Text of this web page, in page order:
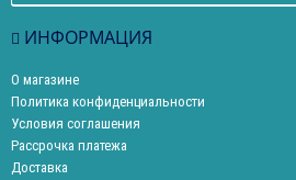
ИНФОРМАЦИЯ
О магазине
Политика конфиденциальности
Условия соглашения
Рассрочка платежа
Доставка